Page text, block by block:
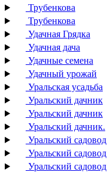
Трубенкова
Трубенкова
Удачная Грядка
Удачная дача
Удачные семена
Удачный урожай
Уральская усадьба
Уральский дачник
Уральский дачник
Уральский дачник.
Уральский садовод
Уральский садовод
Уральский садовод